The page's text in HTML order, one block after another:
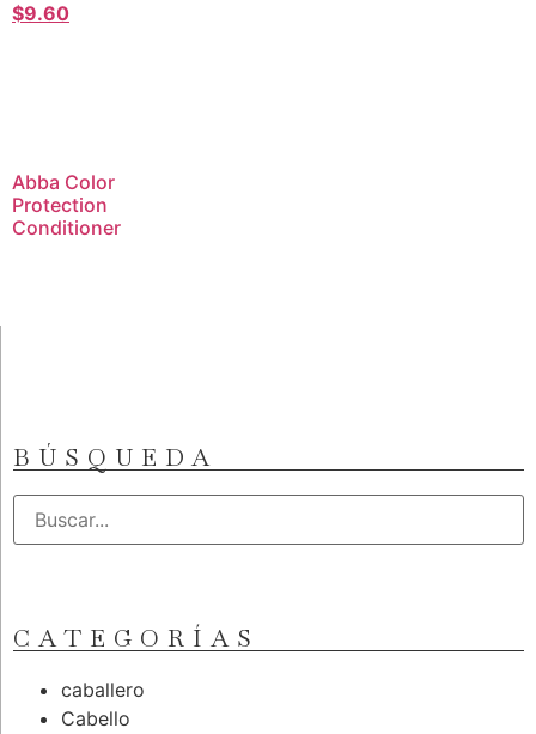
$9.60
Abba Color
Protection
Conditioner
BÚSQUEDA
CATEGORÍAS
caballero
Cabello